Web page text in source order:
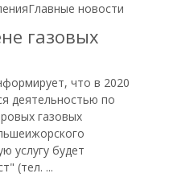
Главные новости
газовых
что в 2020
деятельностью по
газовых
услугу будет
(тел. ...